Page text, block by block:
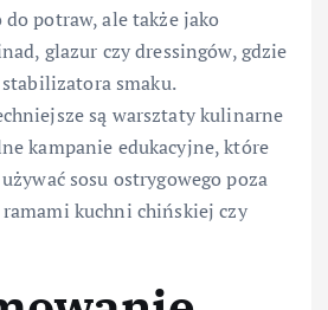
potraw, ale także jako
glazur czy dressingów, gdzie
smaku.
są warsztaty kulinarne
kampanie edukacyjne, które
sosu ostrygowego poza
kuchni chińskiej czy